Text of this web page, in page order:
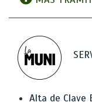
Alta de Clave